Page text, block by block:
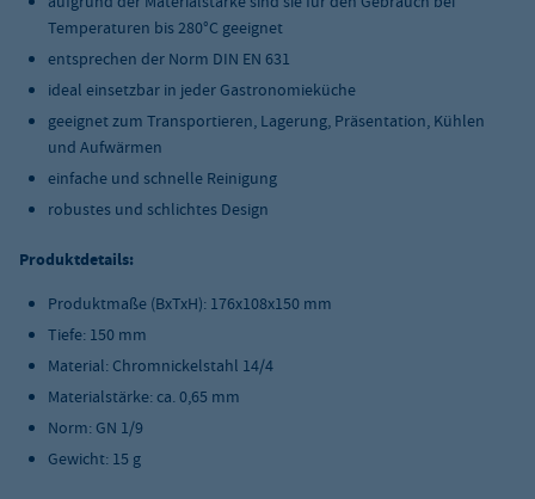
Temperaturen bis 280°C geeignet
entsprechen der Norm DIN EN 631
ideal einsetzbar in jeder Gastronomieküche
geeignet zum Transportieren, Lagerung, Präsentation, Kühlen
und Aufwärmen
einfache und schnelle Reinigung
robustes und schlichtes Design
Produktdetails:
Produktmaße (BxTxH): 176x108x150 mm
Tiefe: 150 mm
Material: Chromnickelstahl 14/4
Materialstärke: ca. 0,65 mm
Norm: GN 1/9
Gewicht: 15 g